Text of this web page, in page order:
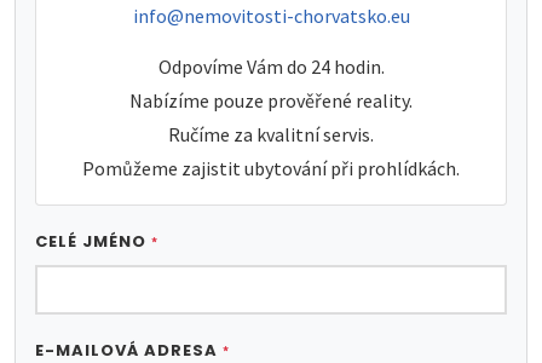
e-mail:
info@nemovitosti-chorvatsko.eu
Odpovíme Vám do 24 hodin.
Nabízíme pouze prověřené reality.
Ručíme za kvalitní servis.
Pomůžeme zajistit ubytování při prohlídkách.
CELÉ JMÉNO *
E-MAILOVÁ ADRESA *